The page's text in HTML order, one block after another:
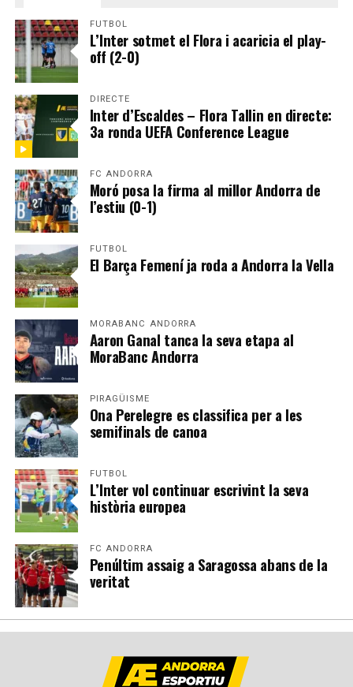
FUTBOL
L’Inter sotmet el Flora i acaricia el play-
off (2-0)
DIRECTE
Inter d’Escaldes – Flora Tallin en directe:
3a ronda UEFA Conference League
FC ANDORRA
Moró posa la firma al millor Andorra de
l’estiu (0-1)
FUTBOL
El Barça Femení ja roda a Andorra la Vella
MORABANC ANDORRA
Aaron Ganal tanca la seva etapa al
MoraBanc Andorra
PIRAGÜISME
Ona Perelegre es classifica per a les
semifinals de canoa
FUTBOL
L’Inter vol continuar escrivint la seva
història europea
FC ANDORRA
Penúltim assaig a Saragossa abans de la
veritat